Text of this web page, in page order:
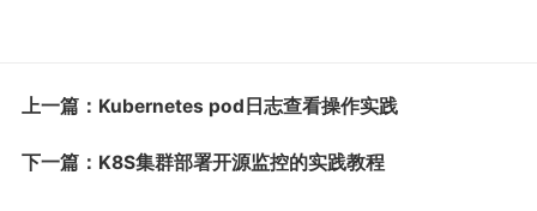
上一篇：Kubernetes pod日志查看操作实践
下一篇：K8S集群部署开源监控的实践教程